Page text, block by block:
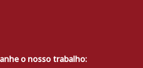
o nosso trabalho: